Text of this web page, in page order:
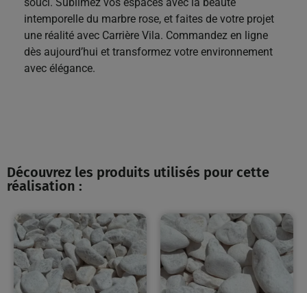
intemporelle du marbre rose, et faites de votre projet
une réalité avec Carrière Vila. Commandez en ligne
dès aujourd’hui et transformez votre environnement
avec élégance.
Découvrez les produits utilisés pour cette
réalisation :